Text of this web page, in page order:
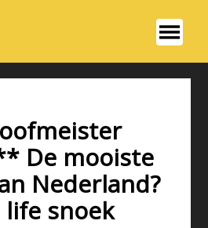
De mooiste
Nederland?
snoek